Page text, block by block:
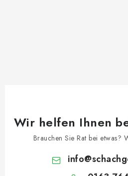
Wir helfen Ihnen
Brauchen Sie Rat bei etwas?
info@